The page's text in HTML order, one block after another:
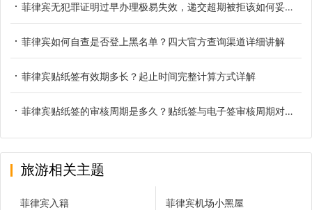
菲律宾无犯罪证明过早办理极易失效，递交超期被拒该如何妥善应对
菲律宾如何自查是否登上黑名单？四大官方查询渠道详细讲解
菲律宾贴纸签有效期多长？起止时间完整计算方式详解
菲律宾贴纸签的审核周期是多久？贴纸签与电子签审核周期对比参考
旅游相关主题
菲律宾入籍 菲律宾机场小黑屋